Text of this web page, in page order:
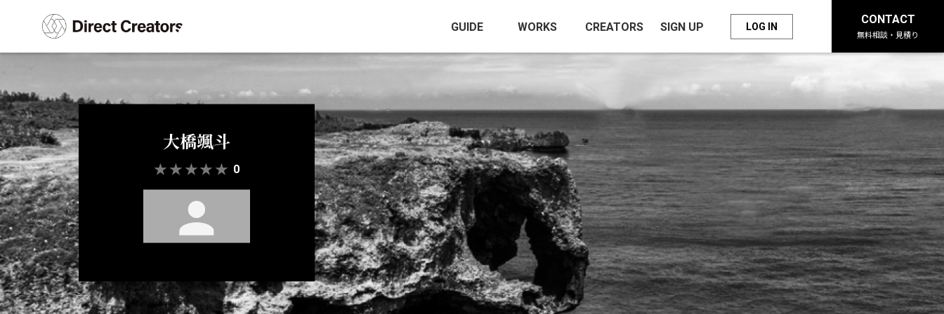
GUIDE WORKS CREATORS SIGN UP LOG IN
CONTACT
無料相談・見積り
大橋颯斗
★ ★ ★ ★ ★ 0